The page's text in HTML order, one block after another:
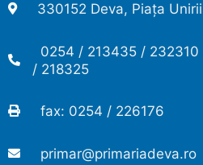
330152 Deva, Piața
0254 / 213435 / 232310
/ 218325
fax: 0254 / 226176
primar@primariadeva.ro